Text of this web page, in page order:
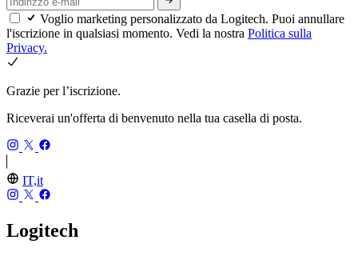
Voglio marketing personalizzato da Logitech. Puoi annullare
l'iscrizione in qualsiasi momento. Vedi la nostra Politica sulla
Privacy.
Grazie per l’iscrizione.
Riceverai un'offerta di benvenuto nella tua casella di posta.
IT,it
Logitech